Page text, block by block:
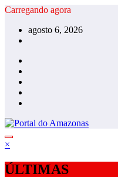
Pular
conteúdo
Carregando agora
agosto 6, 2026
×
ÚLTIMAS